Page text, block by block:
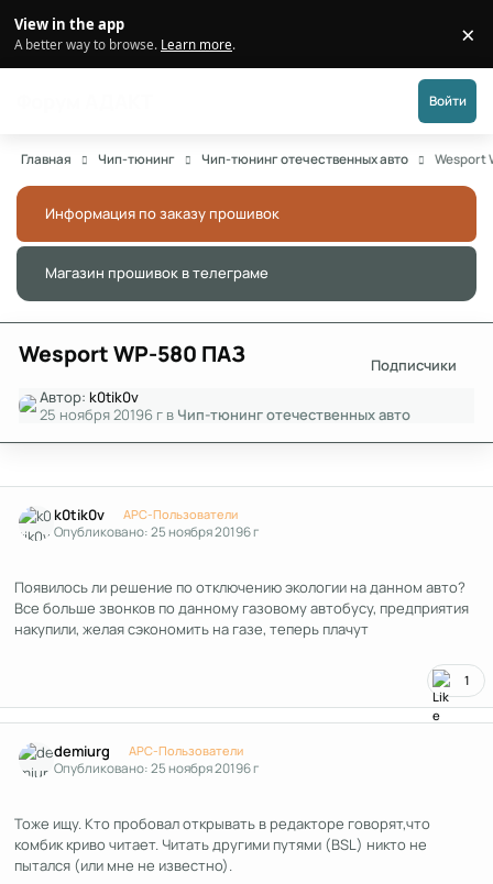
View in the app
A better way to browse. Learn more. ×
Войти
Главная Чип-тюнинг Чип-тюнинг отечественных авто Wesport
Информация по заказу прошивок
Магазин прошивок в телеграме
Wesport WP-580 ПАЗ
Подписчики
Автор: k0tik0v
25 ноября 20196 г в Чип-тюнинг отечественных авто
k0tik0v APC-Пользователи
Опубликовано:25 ноября 20196 г
Появилось ли решение по отключению экологии на данном авто?
Все больше звонков по данному газовому автобусу, предприятия
накупили, желая сэкономить на газе, теперь плачут
1
demiurg APC-Пользователи
Опубликовано:25 ноября 20196 г
Тоже ищу. Кто пробовал открывать в редакторе говорят,что
комбик криво читает. Читать другими путями (BSL) никто не
пытался (или мне не известно).